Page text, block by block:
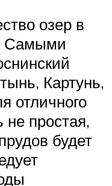
озер в
Самыми
Картунь,
отличного
не простая,
будет